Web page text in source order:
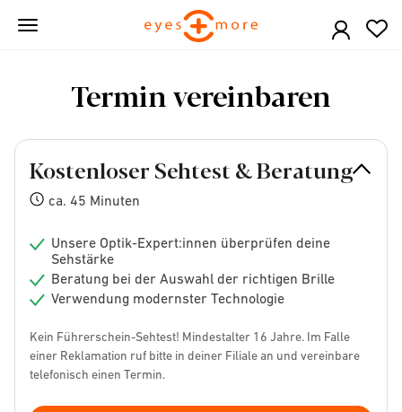
Skip
Termin vereinbaren
Kostenloser Sehtest & Beratung
ca. 45 Minuten
Unsere Optik-Expert:innen überprüfen deine
Sehstärke
Beratung bei der Auswahl der richtigen Brille
Verwendung modernster Technologie
Kein Führerschein-Sehtest! Mindestalter 16 Jahre. Im Falle
einer Reklamation ruf bitte in deiner Filiale an und vereinbare
telefonisch einen Termin.